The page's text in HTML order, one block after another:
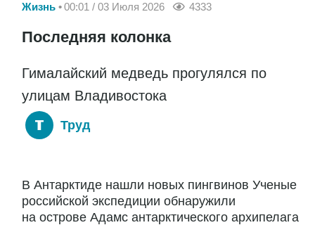
Жизнь 00:01 / 03 Июля 2026 4333
Последняя колонка
Гималайский медведь прогулялся по
улицам Владивостока
Труд
В Антарктиде нашли новых пингвинов Ученые
российской экспедиции обнаружили
на острове Адамс антарктического архипелага